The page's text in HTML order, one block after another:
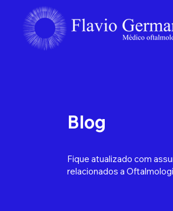
Blog
Fique atualizado com
relacionados a